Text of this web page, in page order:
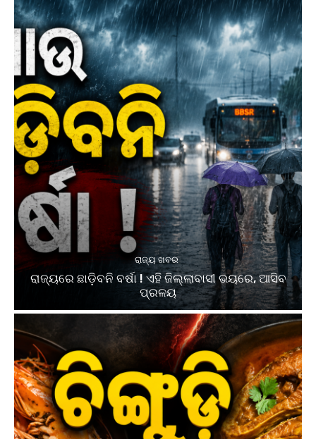
ରାଜ୍ୟ ଖବର
ରାଜ୍ୟରେ ଛାଡ଼ିବନି ବର୍ଷା ! ଏହି ଜିଲ୍ଲାବାସୀ ଭୟରେ, ଆସିବ
ପ୍ରଳୟ